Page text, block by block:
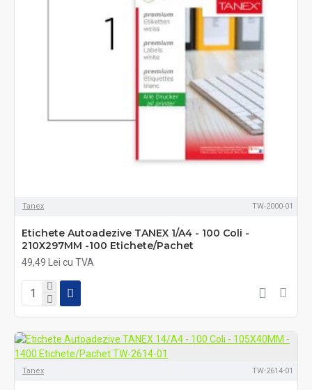
Tanex TW-2000-01
Etichete Autoadezive TANEX 1/A4 - 100 Coli -
210X297MM -100 Etichete/Pachet
49,49 Lei cu TVA
Tanex TW-2614-01